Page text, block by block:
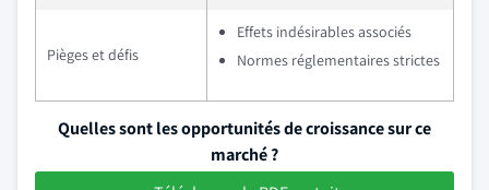
Pièges et défis
Effets indésirables associés
Normes réglementaires strictes
Quelles sont les opportunités de croissance sur ce
marché ?